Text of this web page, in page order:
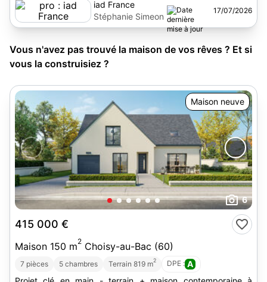
iad France
Stéphanie Simeon
17/07/2026
Vous n'avez pas trouvé la maison de vos rêves ? Et si
vous la construisiez ?
Maison neuve
6
415 000 €
Maison 150 m2 Choisy-au-Bac (60)
7 pièces 5 chambres Terrain 819 m2 DPE : A